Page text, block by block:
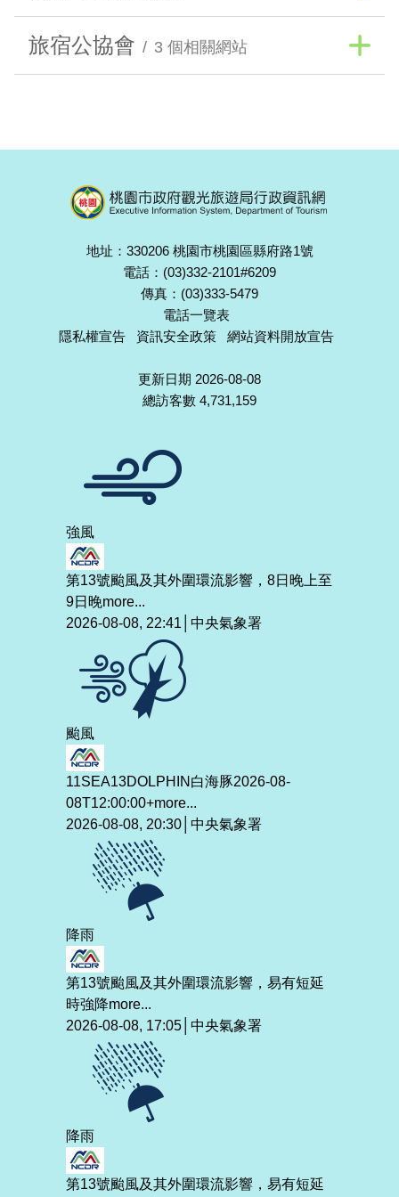
旅宿公協會 3 個相關網站
地址：330206 桃園市桃園區縣府路1號
電話：(03)332-2101#6209
傳真：(03)333-5479
電話一覽表
隱私權宣告
資訊安全政策 網站資料開放宣告
更新日期 2026-08-08
總訪客數 4,731,159
強風
第13號颱風及其外圍環流影響，8日晚上至
9日晚more...
2026-08-08, 22:41│中央氣象署
颱風
11SEA13DOLPHIN白海豚2026-08-
08T12:00:00+more...
2026-08-08, 20:30│中央氣象署
降雨
第13號颱風及其外圍環流影響，易有短延
時強降more...
2026-08-08, 17:05│中央氣象署
降雨
第13號颱風及其外圍環流影響，易有短延